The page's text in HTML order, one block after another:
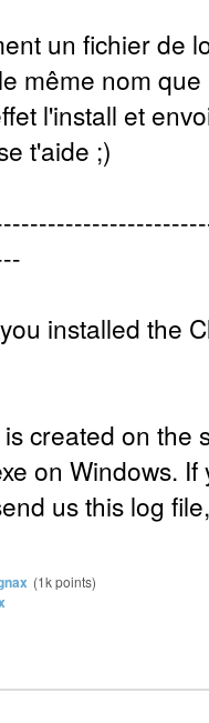
un fichier de
même nom
l'install et
t'aide ;)
installed the
created on the
on Windows.
us this log
(1kpoints)